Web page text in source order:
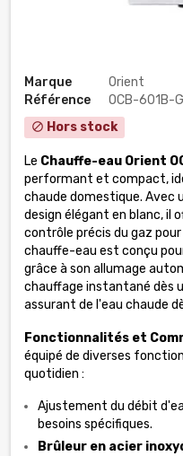
Marque
Orient
Référence
OCB-601B-
block Hors stock
Le Chauffe-eau Orient
performant et compact,
chaude domestique. Avec
design élégant en blanc, il
contrôle précis du gaz
chauffe-eau est conçu
grâce à son allumage
chauffage instantané dès
assurant de l'eau chaude
Fonctionnalités et
équipé de diverses
quotidien :
Ajustement du débit
besoins spécifiques.
Brûleur en acier